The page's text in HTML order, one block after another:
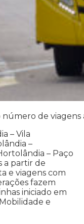
número de viagens
– Vila
–
– Paço
a partir de
e viagens com
fazem
iniciado em
e